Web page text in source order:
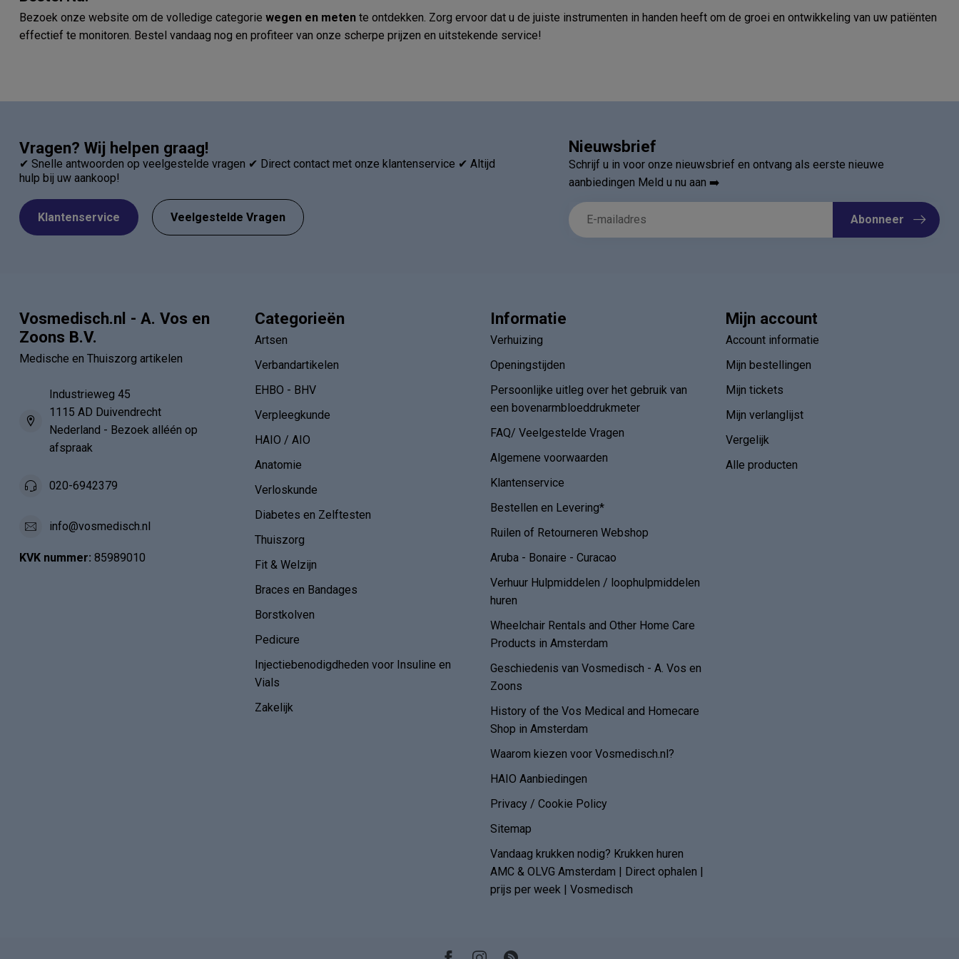
Bezoek onze website om de volledige categorie wegen en meten te ontdekken. Zorg ervoor dat u de juiste instrumenten in handen heeft om de groei en ontwikkeling van uw patiënten
effectief te monitoren. Bestel vandaag nog en profiteer van onze scherpe prijzen en uitstekende service!
Vragen? Wij helpen graag!
✔ Snelle antwoorden op veelgestelde vragen ✔ Direct contact met onze klantenservice ✔ Altijd
hulp bij uw aankoop!
Klantenservice Veelgestelde Vragen
Nieuwsbrief
Schrijf u in voor onze nieuwsbrief en ontvang als eerste nieuwe
aanbiedingen Meld u nu aan ➡️
Abonneer
Vosmedisch.nl - A. Vos en
Zoons B.V.
Medische en Thuiszorg artikelen
Industrieweg 45
1115 AD Duivendrecht
Nederland - Bezoek alléén op
afspraak
020-6942379
info@vosmedisch.nl
KVK nummer: 85989010
Categorieën
Artsen
Verbandartikelen
EHBO - BHV
Verpleegkunde
HAIO / AIO
Anatomie
Verloskunde
Diabetes en Zelftesten
Thuiszorg
Fit & Welzijn
Braces en Bandages
Borstkolven
Pedicure
Injectiebenodigdheden voor Insuline en
Vials
Zakelijk
Informatie
Verhuizing
Openingstijden
Persoonlijke uitleg over het gebruik van
een bovenarmbloeddrukmeter
FAQ/ Veelgestelde Vragen
Algemene voorwaarden
Klantenservice
Bestellen en Levering*
Ruilen of Retourneren Webshop
Aruba - Bonaire - Curacao
Verhuur Hulpmiddelen / loophulpmiddelen
huren
Wheelchair Rentals and Other Home Care
Products in Amsterdam
Geschiedenis van Vosmedisch - A. Vos en
Zoons
History of the Vos Medical and Homecare
Shop in Amsterdam
Waarom kiezen voor Vosmedisch.nl?
HAIO Aanbiedingen
Privacy / Cookie Policy
Sitemap
Vandaag krukken nodig? Krukken huren
AMC & OLVG Amsterdam | Direct ophalen |
prijs per week | Vosmedisch
Mijn account
Account informatie
Mijn bestellingen
Mijn tickets
Mijn verlanglijst
Vergelijk
Alle producten